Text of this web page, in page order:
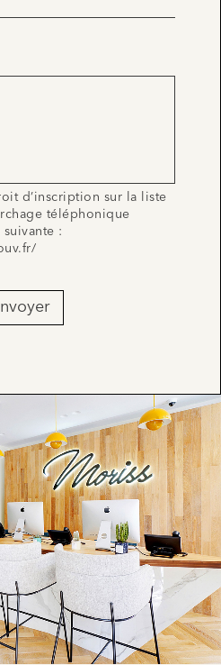
d’inscription sur la liste
téléphonique
: